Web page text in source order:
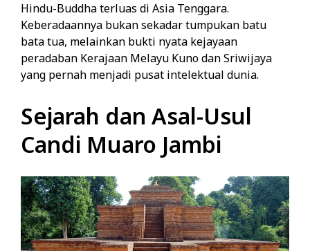
Hindu-Buddha terluas di Asia Tenggara.
Keberadaannya bukan sekadar tumpukan batu
bata tua, melainkan bukti nyata kejayaan
peradaban Kerajaan Melayu Kuno dan Sriwijaya
yang pernah menjadi pusat intelektual dunia.
Sejarah dan Asal-Usul
Candi Muaro Jambi